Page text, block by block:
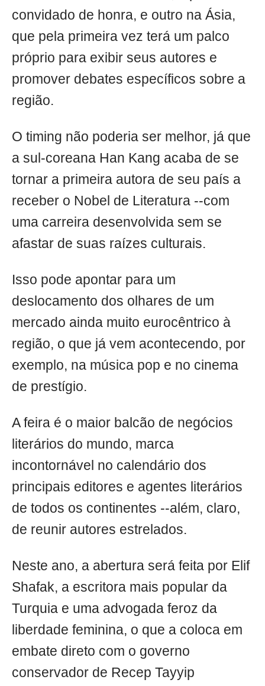
convidado de honra, e outro na Ásia,
que pela primeira vez terá um palco
próprio para exibir seus autores e
promover debates específicos sobre a
região.
O timing não poderia ser melhor, já que
a sul-coreana Han Kang acaba de se
tornar a primeira autora de seu país a
receber o Nobel de Literatura --com
uma carreira desenvolvida sem se
afastar de suas raízes culturais.
Isso pode apontar para um
deslocamento dos olhares de um
mercado ainda muito eurocêntrico à
região, o que já vem acontecendo, por
exemplo, na música pop e no cinema
de prestígio.
A feira é o maior balcão de negócios
literários do mundo, marca
incontornável no calendário dos
principais editores e agentes literários
de todos os continentes --além, claro,
de reunir autores estrelados.
Neste ano, a abertura será feita por Elif
Shafak, a escritora mais popular da
Turquia e uma advogada feroz da
liberdade feminina, o que a coloca em
embate direto com o governo
conservador de Recep Tayyip